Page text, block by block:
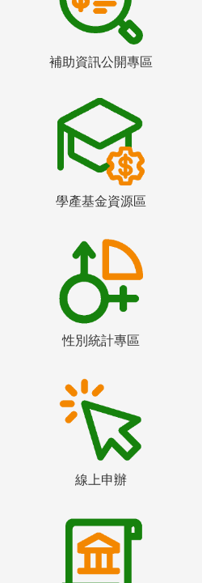
補助資訊公開專區
學產基金資源區
性別統計專區
線上申辦